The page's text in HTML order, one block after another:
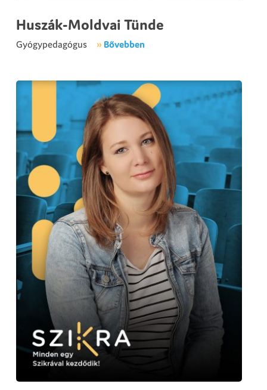
Huszák-Moldvai Tünde
Gyógypedagógus » Bővebben